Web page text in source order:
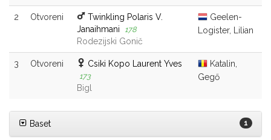
2 Otvoreni
Twinkling Polaris V.
Janaihmani
178
Rodezijski Gonič
Geelen-
Logister, Lilian
3 Otvoreni Csiki Kopo Laurent Yves
173
Bigl
Katalin,
Gegő
Baset 1